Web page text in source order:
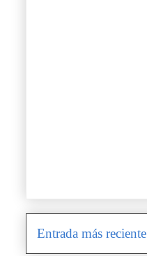
Entrada más reciente